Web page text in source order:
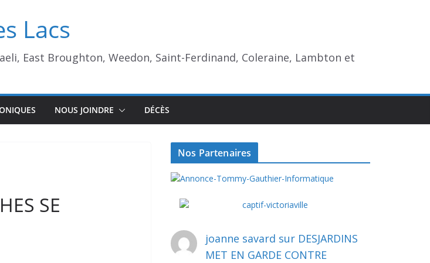
Lacs
East Broughton, Weedon, Saint-Ferdinand, Coleraine, Lambton et
NOUS JOINDRE DÉCÈS
SE
Nos Partenaires
joanne savard sur DESJARDINS
MET EN GARDE CONTRE